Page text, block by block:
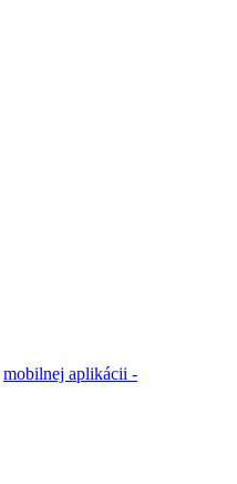
mobilnej aplikácii -